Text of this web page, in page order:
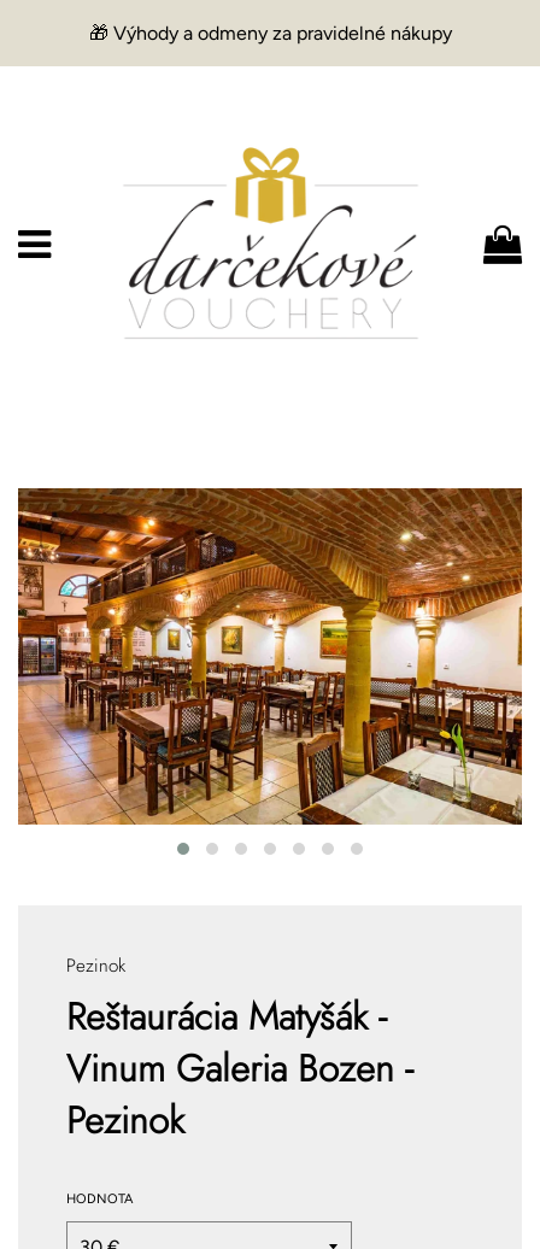
🎁 Výhody a odmeny za pravidelné nákupy
Menu
Pezinok
Reštaurácia Matyšák -
Vinum Galeria Bozen -
Pezinok
HODNOTA